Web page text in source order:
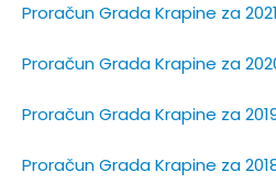
Proračun Grada Krapine za
Proračun Grada Krapine za
Proračun Grada Krapine za
Proračun Grada Krapine za